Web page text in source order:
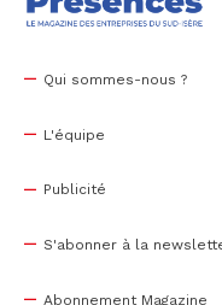
Qui sommes-nous ?
L'équipe
Publicité
S'abonner à la
Abonnement Magazine